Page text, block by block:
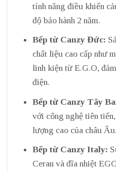
tính năng điều khiển
độ bảo hành 2 năm.
Bếp từ Canzy Đức:
chất liệu cao cấp như
linh kiện từ E.G.O,
điện.
Bếp từ Canzy Tây
với công nghệ tiên
lượng cao của châu Âu.
Bếp từ Canzy Italy:
Ceran và đĩa nhiệt